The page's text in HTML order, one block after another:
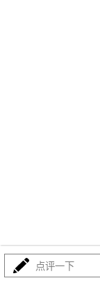
点评一下